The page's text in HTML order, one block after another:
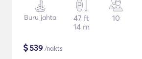
Buru jahta
47 ft
14 m
10
$539 /nakts